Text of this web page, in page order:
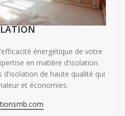
énergétique de votre
en matière d'isolation.
d'isolation de haute qualité qui
et économies.